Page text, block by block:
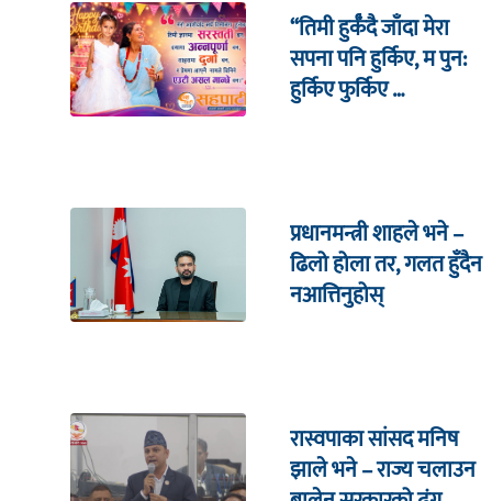
“तिमी हुर्कँदै जाँदा मेरा
सपना पनि हुर्किए, म पुन:
हुर्किए फुर्किए …
प्रधानमन्त्री शाहले भने –
ढिलो होला तर, गलत हुँदैन
नआत्तिनुहोस्
रास्वपाका सांसद मनिष
झाले भने – राज्य चलाउन